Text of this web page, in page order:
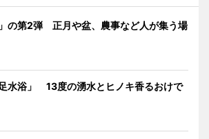
」の第2弾 正月や盆、農事など人が集う場
水浴」 13度の湧水とヒノキ香るおけで